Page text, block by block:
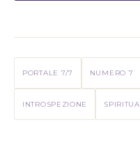
PORTALE 7/7 NUMERO 7
INTROSPEZIONE